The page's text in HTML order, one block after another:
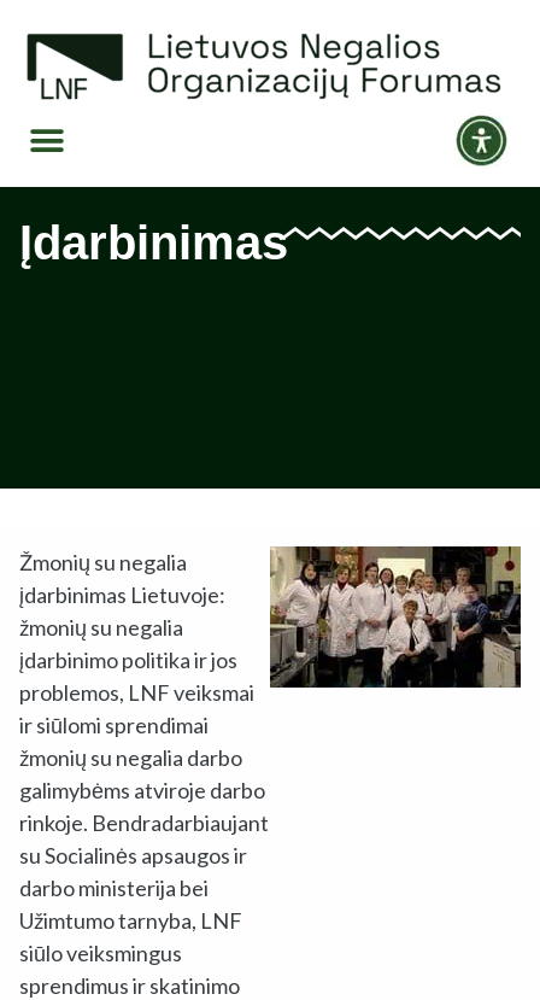
Įdarbinimas
Žmonių su negalia
įdarbinimas Lietuvoje:
žmonių su negalia
įdarbinimo politika ir jos
problemos, LNF veiksmai
ir siūlomi sprendimai
žmonių su negalia darbo
galimybėms atviroje darbo
rinkoje. Bendradarbiaujant
su Socialinės apsaugos ir
darbo ministerija bei
Užimtumo tarnyba, LNF
siūlo veiksmingus
sprendimus ir skatinimo